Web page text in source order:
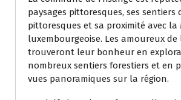
paysages pittoresques, ses sentiers
pittoresques et sa proximité avec la
luxembourgeoise. Les amoureux
trouveront leur bonheur en
nombreux sentiers forestiers et en
vues panoramiques sur la région.